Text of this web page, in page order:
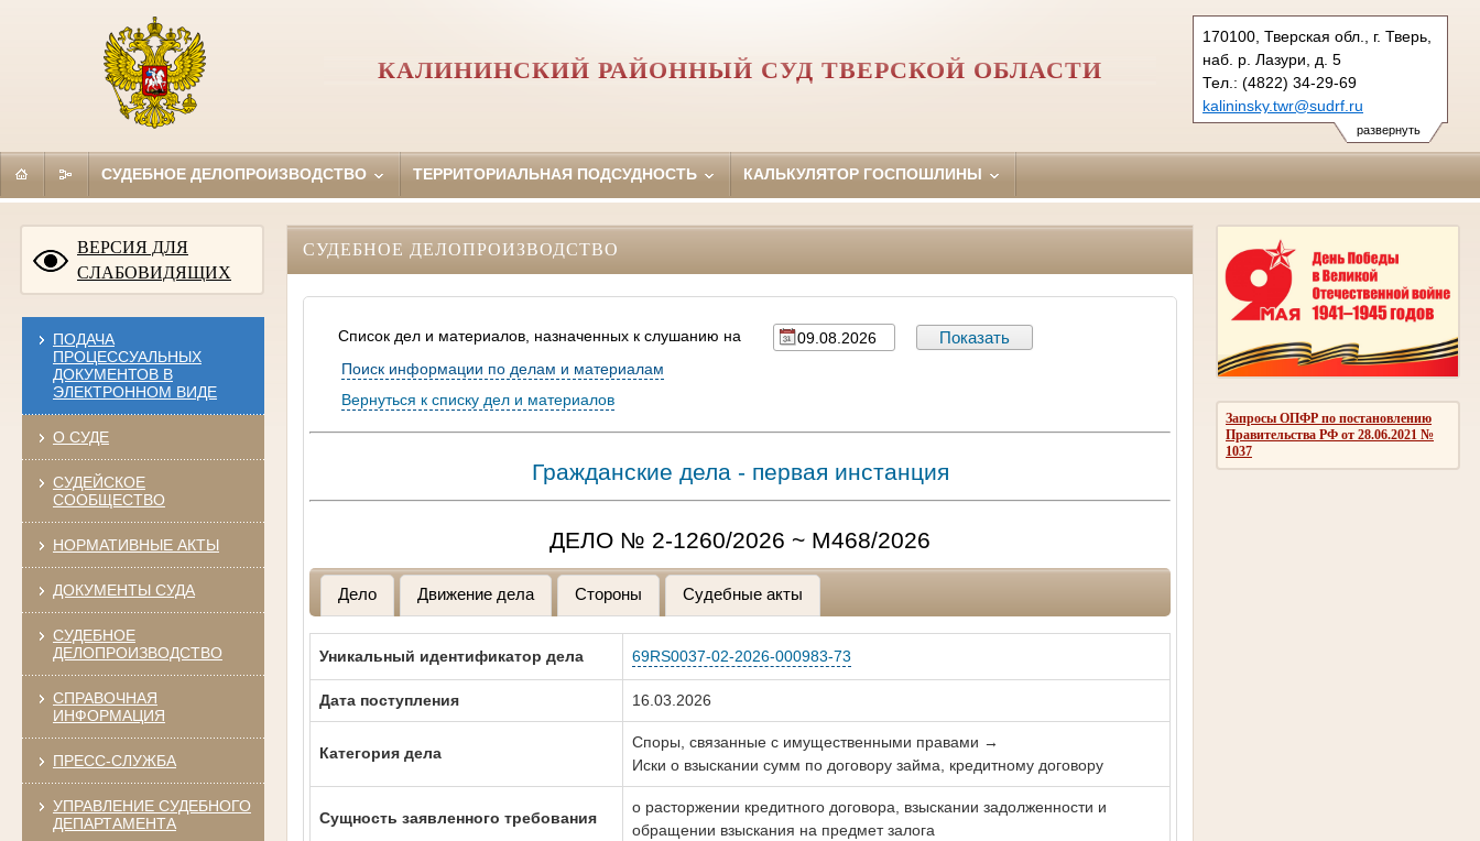
развернуть
170100, Тверская обл., г. Тверь,
наб. р. Лазури, д. 5
Тел.: (4822) 34-29-69
kalininsky.twr@sudrf.ru
КАЛИНИНСКИЙ РАЙОННЫЙ СУД ТВЕРСКОЙ ОБЛАСТИ
СУДЕБНОЕ ДЕЛОПРОИЗВОДСТВО ТЕРРИТОРИАЛЬНАЯ ПОДСУДНОСТЬ КАЛЬКУЛЯТОР ГОСПОШЛИНЫ
ВЕРСИЯ ДЛЯ
СЛАБОВИДЯЩИХ
ПОДАЧА
ПРОЦЕССУАЛЬНЫХ
ДОКУМЕНТОВ В
ЭЛЕКТРОННОМ ВИДЕ
О СУДЕ
СУДЕЙСКОЕ
СООБЩЕСТВО
НОРМАТИВНЫЕ АКТЫ
ДОКУМЕНТЫ СУДА
СУДЕБНОЕ
ДЕЛОПРОИЗВОДСТВО
СПРАВОЧНАЯ
ИНФОРМАЦИЯ
ПРЕСС-СЛУЖБА
УПРАВЛЕНИЕ СУДЕБНОГО
ДЕПАРТАМЕНТА
Запросы ОПФР по постановлению
Правительства РФ от 28.06.2021 №
1037
СУДЕБНОЕ ДЕЛОПРОИЗВОДСТВО
Список дел и материалов, назначенных к слушанию на
Поиск информации по делам и материалам
Вернуться к списку дел и материалов
Гражданские дела - первая инстанция
ДЕЛО № 2-1260/2026 ~ М468/2026
Дело Движение дела Стороны Судебные акты
Уникальный идентификатор дела 69RS0037-02-2026-000983-73
Дата поступления 16.03.2026
Категория дела
Споры, связанные с имущественными правами →
Иски о взыскании сумм по договору займа, кредитному договору
Сущность заявленного требования
о расторжении кредитного договора, взыскании задолженности и
обращении взыскания на предмет залога